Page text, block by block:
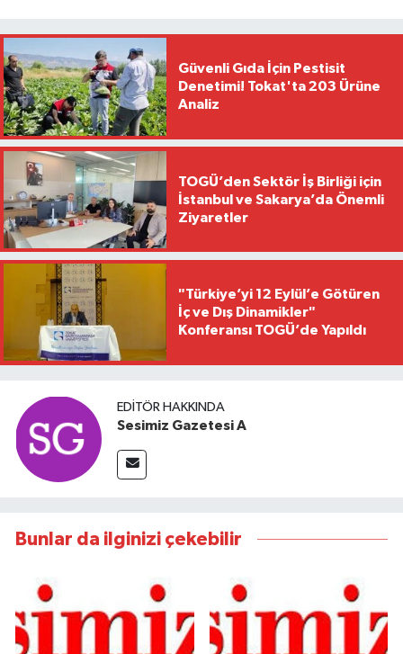
Güvenli Gıda İçin Pestisit
Denetimi! Tokat'ta 203 Ürüne
Analiz
TOGÜ’den Sektör İş Birliği için
İstanbul ve Sakarya’da Önemli
Ziyaretler
"Türkiye’yi 12 Eylül’e Götüren
İç ve Dış Dinamikler"
Konferansı TOGÜ’de Yapıldı
EDITÖR HAKKINDA
Sesimiz Gazetesi A
Bunlar da ilginizi çekebilir